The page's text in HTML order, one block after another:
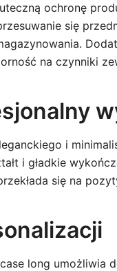
ochronę
się
na czynniki
i
i gładkie
się na
long umożliwia